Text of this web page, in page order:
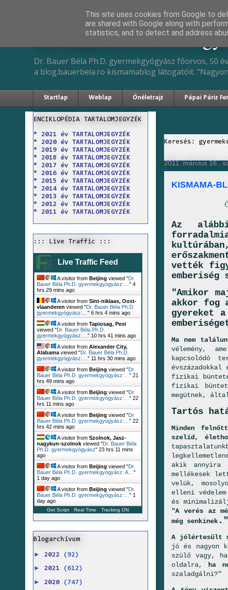
Dr. Bauer Béla Ph.D.
Dr. Bauer Béla Ph.D. gyermekgyógyász főorvos, 50
a blog.bauerbela.ro kismamablog látogatóit.
Startlap Weblap Önéletrajz Pápai Páriz
Keresés:
2011. március 16.,
KISMAMA-
Az
vették
emberiség
"Amikor
akkor fog
gyereket
Ma nem
vélemény,
kapcsolódó
fizikai
fizikai
megütnek,
Tartós
Minden
szelíd,
akik annyira
mellékesek
velük,
elleni
és
"A verés az
még senkinek
A jólértesült
jó és nagyon
szülő vagy,
oldalra, ha
szaladgálni?"
ENCIKLOPÉDIA TARTALOMJEGYZÉK
* 2021 év TARTALOMJEGYZÉK
* 2020 év TARTALOMJEGYZÉK
* 2019 év TARTALOMJEGYZÉK
* 2018 év TARTALOMJEGYZÉK
* 2017 év TARTALOMJEGYZÉK
* 2016 év TARTALOMJEGYZÉK
* 2015 év TARTALOMJEGYZÉK
* 2014 év TARTALOMJEGYZÉK
* 2013 év TARTALOMJEGYZÉK
* 2012 év TARTALOMJEGYZÉK
* 2011 év TARTALOMJEGYZÉK
::: Live Traffic :::
Live Traffic Feed
A visitor from Beijing viewed "Dr.
Bauer Béla Ph.D. gyermekgyógyász:… " 4
hrs 29 mins ago
A visitor from Sint-niklaas, Oost-
vlaanderen viewed "Dr. Bauer Béla Ph.D.
gyermekgyógyász:… " 6 hrs 4 mins ago
A visitor from Tapiosag, Pest
viewed "Dr. Bauer Béla Ph.D.
gyermekgyógyász:… " 10 hrs 41 mins ago
A visitor from Alexander City,
Alabama viewed "Dr. Bauer Béla Ph.D.
gyermekgyógyász:… " 11 hrs 30 mins ago
A visitor from Beijing viewed "Dr.
Bauer Béla Ph.D. gyermekgyógyász:… " 21
hrs 49 mins ago
A visitor from Beijing viewed "Dr.
Bauer Béla Ph.D. gyermekgyógyász:… " 22
hrs 11 mins ago
A visitor from Beijing viewed "Dr.
Bauer Béla Ph.D. gyermekgyógyász:… " 22
hrs 43 mins ago
A visitor from Szolnok, Jasz-
nagykun-szolnok viewed "Dr. Bauer Béla
Ph.D. gyermekgyógyász" 23 hrs 11 mins
ago
A visitor from Beijing viewed "Dr.
Bauer Béla Ph.D. gyermekgyógyász: A… "
1 day ago
A visitor from Beijing viewed "Dr.
Bauer Béla Ph.D. gyermekgyógyász:… " 1
day ago
Get Script Real Time Tracking ON
Blogarchívum
► 2022 (92)
► 2021 (612)
► 2020 (747)
This site uses cookies from Google to
are shared with Google along with
statistics, and to detect and address